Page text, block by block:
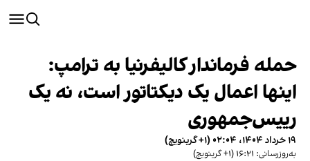
حمله فرماندار کالیفرنیا به ترامپ:
اینها اعمال یک دیکتاتور است، نه یک
رییس‌جمهوری
۱۹ خرداد ۱۴۰۴، ۰۲:۰۴ (‎+۱ گرینویچ)
به‌روزرسانی: ۱۶:۲۱ (‎+۱ گرینویچ)